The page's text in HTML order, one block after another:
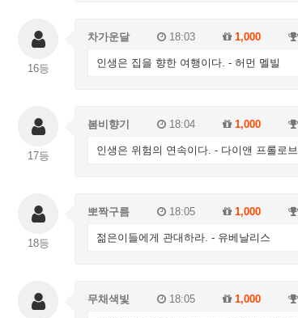
16등
차가운달 18:03 1,000
인생은 집을 향한 여행이다. - 허먼 멜빌
17등
봄비향기 18:04 1,000
인생은 위험의 연속이다. - 다이앤 프롤로브
18등
뽀짝구름 18:05 1,000
젊은이들에게 관대하라. - 유베날리스
무채색빛 18:05 1,000